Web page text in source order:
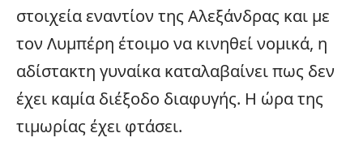
στοιχεία εναντίον της Αλεξάνδρας και με
τον Λυμπέρη έτοιμο να κινηθεί νομικά, η
αδίστακτη γυναίκα καταλαβαίνει πως δεν
έχει καμία διέξοδο διαφυγής. Η ώρα της
τιμωρίας έχει φτάσει.